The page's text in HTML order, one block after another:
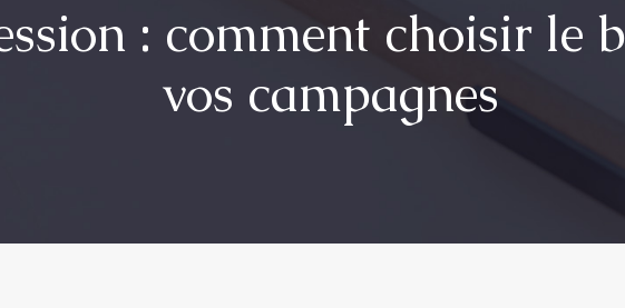
: comment choisir le
vos campagnes